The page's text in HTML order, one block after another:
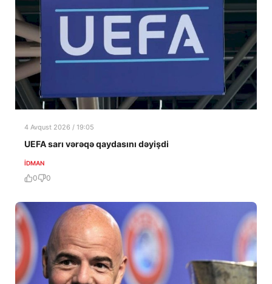
4 Avqust 2026 / 19:05
UEFA sarı vərəqə qaydasını dəyişdi
İDMAN
0 0